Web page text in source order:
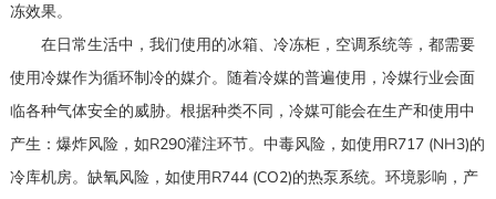
冻效果。
在日常生活中，我们使用的冰箱、冷冻柜，空调系统等，都需要
使用冷媒作为循环制冷的媒介。随着冷媒的普遍使用，冷媒行业会面
临各种气体安全的威胁。根据种类不同，冷媒可能会在生产和使用中
产生：爆炸风险，如R290灌注环节。中毒风险，如使用R717 (NH3)的
冷库机房。缺氧风险，如使用R744 (CO2)的热泵系统。环境影响，产